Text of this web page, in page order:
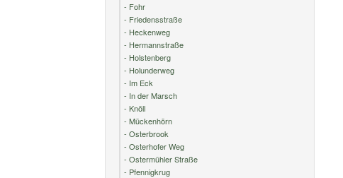
- Fohr
- Friedensstraße
- Heckenweg
- Hermannstraße
- Holstenberg
- Holunderweg
- Im Eck
- In der Marsch
- Knöll
- Mückenhörn
- Osterbrook
- Osterhofer Weg
- Ostermühler Straße
- Pfennigkrug